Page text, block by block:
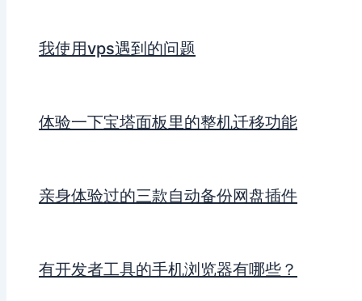
我使用vps遇到的问题
体验一下宝塔面板里的整机迁移功能
亲身体验过的三款自动备份网盘插件
有开发者工具的手机浏览器有哪些？